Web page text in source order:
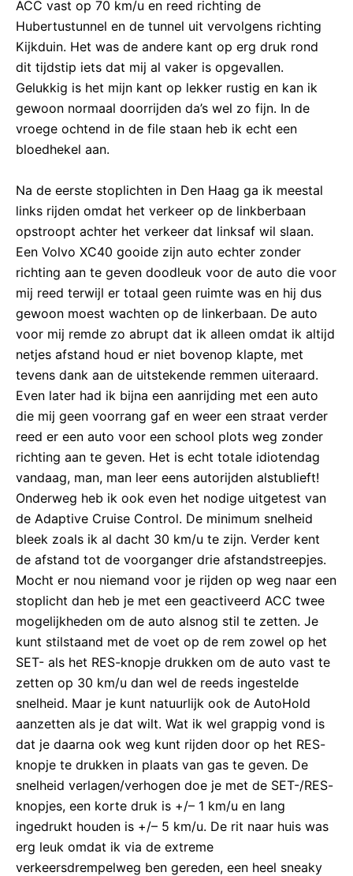
ACC vast op 70 km/u en reed richting de
Hubertustunnel en de tunnel uit vervolgens richting
Kijkduin. Het was de andere kant op erg druk rond
dit tijdstip iets dat mij al vaker is opgevallen.
Gelukkig is het mijn kant op lekker rustig en kan ik
gewoon normaal doorrijden da’s wel zo fijn. In de
vroege ochtend in de file staan heb ik echt een
bloedhekel aan.
Na de eerste stoplichten in Den Haag ga ik meestal
links rijden omdat het verkeer op de linkberbaan
opstroopt achter het verkeer dat linksaf wil slaan.
Een Volvo XC40 gooide zijn auto echter zonder
richting aan te geven doodleuk voor de auto die voor
mij reed terwijl er totaal geen ruimte was en hij dus
gewoon moest wachten op de linkerbaan. De auto
voor mij remde zo abrupt dat ik alleen omdat ik altijd
netjes afstand houd er niet bovenop klapte, met
tevens dank aan de uitstekende remmen uiteraard.
Even later had ik bijna een aanrijding met een auto
die mij geen voorrang gaf en weer een straat verder
reed er een auto voor een school plots weg zonder
richting aan te geven. Het is echt totale idiotendag
vandaag, man, man leer eens autorijden alstublieft!
Onderweg heb ik ook even het nodige uitgetest van
de Adaptive Cruise Control. De minimum snelheid
bleek zoals ik al dacht 30 km/u te zijn. Verder kent
de afstand tot de voorganger drie afstandstreepjes.
Mocht er nou niemand voor je rijden op weg naar een
stoplicht dan heb je met een geactiveerd ACC twee
mogelijkheden om de auto alsnog stil te zetten. Je
kunt stilstaand met de voet op de rem zowel op het
SET- als het RES-knopje drukken om de auto vast te
zetten op 30 km/u dan wel de reeds ingestelde
snelheid. Maar je kunt natuurlijk ook de AutoHold
aanzetten als je dat wilt. Wat ik wel grappig vond is
dat je daarna ook weg kunt rijden door op het RES-
knopje te drukken in plaats van gas te geven. De
snelheid verlagen/verhogen doe je met de SET-/RES-
knopjes, een korte druk is +/– 1 km/u en lang
ingedrukt houden is +/– 5 km/u. De rit naar huis was
erg leuk omdat ik via de extreme
verkeersdrempelweg ben gereden, een heel sneaky